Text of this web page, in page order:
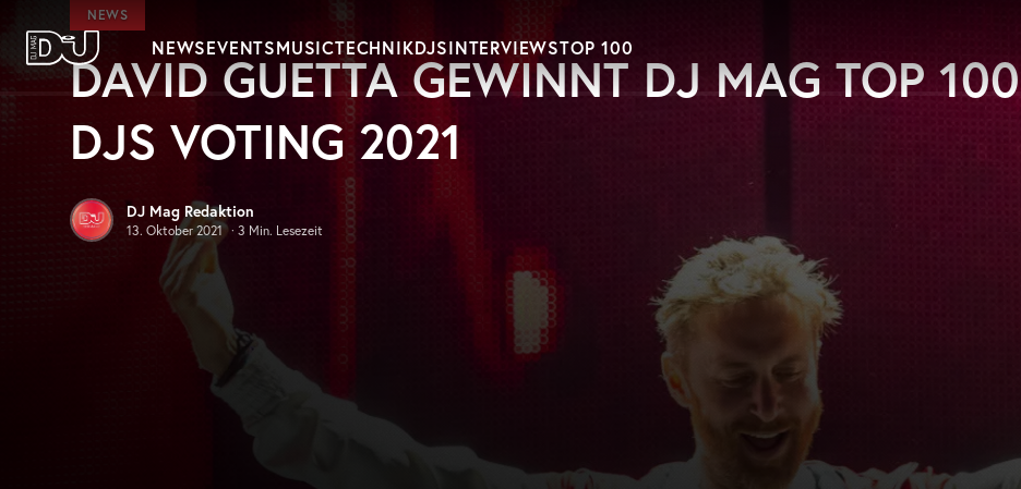
Zum Hauptinhalt springen
DJ Mag Germany
NEWSEVENTSMUSICTECHNIKDJSINTERVIEWSTOP 100
NEWS
DAVID GUETTA GEWINNT DJ MAG TOP 100
DJS VOTING 2021
DJ Mag Redaktion
13. Oktober 2021 · 3 Min. Lesezeit